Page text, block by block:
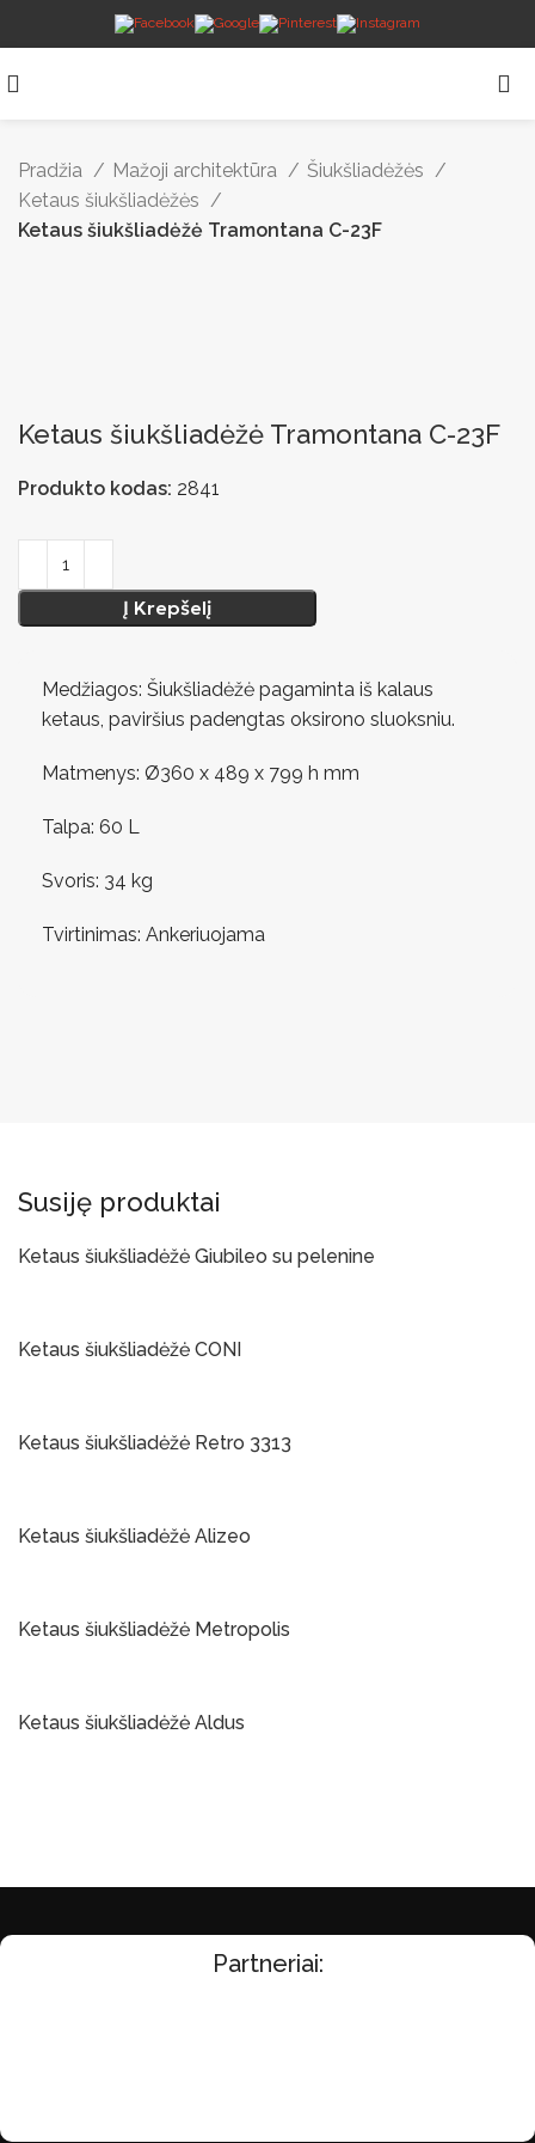
Pradžia Mažoji architektūra
Šiukšliadėžės
Ketaus šiukšliadėžės
Ketaus šiukšliadėžė Tramontana C-23F
Ketaus šiukšliadėžė Tramontana C-23F
Produkto kodas: 2841
Į Krepšelį
Medžiagos: Šiukšliadėžė pagaminta iš kalaus
ketaus, paviršius padengtas oksirono sluoksniu.
Matmenys: Ø360 x 489 x 799 h mm
Talpa: 60 L
Svoris: 34 kg
Tvirtinimas: Ankeriuojama
Susiję produktai
Ketaus šiukšliadėžė Giubileo su pelenine
Ketaus šiukšliadėžė CONI
Ketaus šiukšliadėžė Retro 3313
Ketaus šiukšliadėžė Alizeo
Ketaus šiukšliadėžė Metropolis
Ketaus šiukšliadėžė Aldus
Partneriai: